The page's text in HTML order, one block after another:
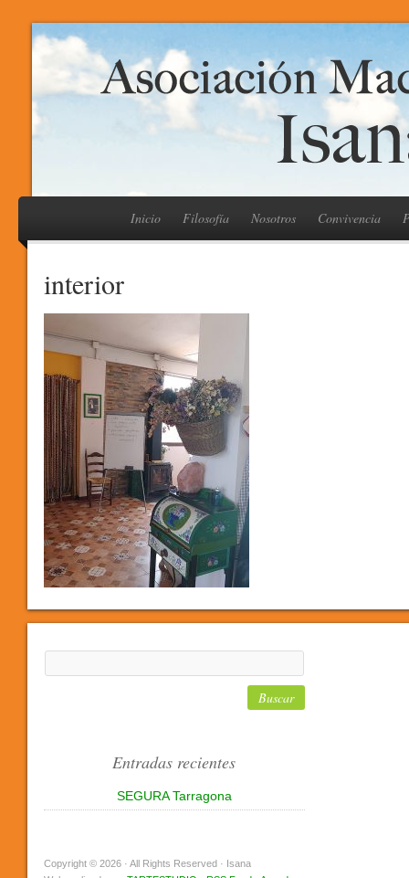
Inicio Filosofía Nosotros Convivencia
interior
Entradas recientes
SEGURA Tarragona
Copyright © 2026 · All Rights Reserved · Isana